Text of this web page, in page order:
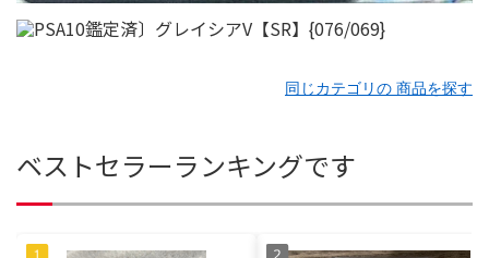
同じカテゴリの 商品を探す
ベストセラーランキングです